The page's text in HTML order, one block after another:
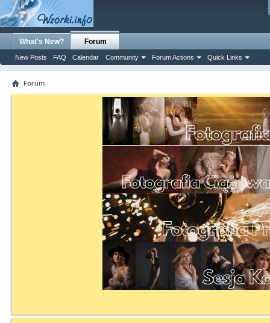
What's New? Forum
New Posts FAQ Calendar Community Forum Actions Quick Links
Forum